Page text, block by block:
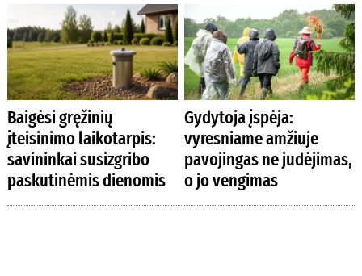
Baigėsi gręžinių
įteisinimo laikotarpis:
savininkai susizgribo
paskutinėmis dienomis
Gydytoja įspėja:
vyresniame amžiuje
pavojingas ne judėjimas,
o jo vengimas